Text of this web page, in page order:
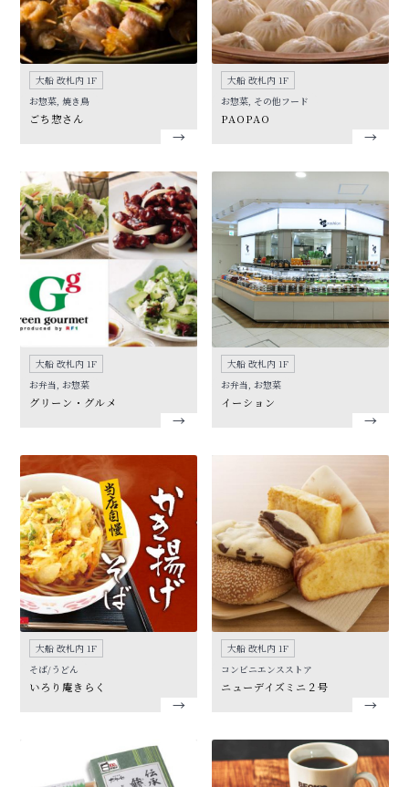
大船 改札内 1F
お惣菜, 焼き鳥
ごち惣さん
大船 改札内 1F
お惣菜, その他フード
PAOPAO
大船 改札内 1F
お弁当, お惣菜
グリーン・グルメ
大船 改札内 1F
お弁当, お惣菜
イーション
大船 改札内 1F
そば/うどん
いろり庵きらく
大船 改札内 1F
コンビニエンスストア
ニューデイズミニ２号